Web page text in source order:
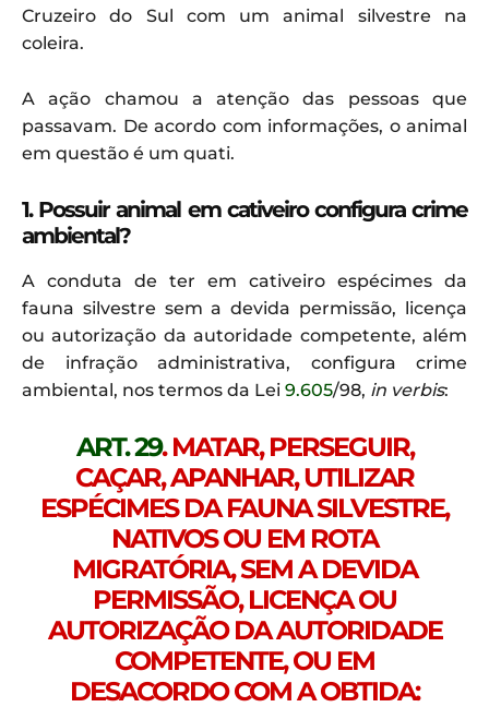
Cruzeiro do Sul com um animal silvestre na
coleira.
A ação chamou a atenção das pessoas que
passavam. De acordo com informações, o animal
em questão é um quati.
1. Possuir animal em cativeiro configura crime
ambiental?
A conduta de ter em cativeiro espécimes da
fauna silvestre sem a devida permissão, licença
ou autorização da autoridade competente, além
de infração administrativa, configura crime
ambiental, nos termos da Lei 9.605/98, in verbis:
ART. 29. MATAR, PERSEGUIR,
CAÇAR, APANHAR, UTILIZAR
ESPÉCIMES DA FAUNA SILVESTRE,
NATIVOS OU EM ROTA
MIGRATÓRIA, SEM A DEVIDA
PERMISSÃO, LICENÇA OU
AUTORIZAÇÃO DA AUTORIDADE
COMPETENTE, OU EM
DESACORDO COM A OBTIDA: